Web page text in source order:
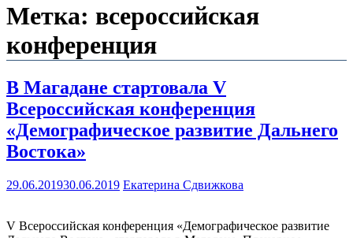
Метка: всероссийская
конференция
В Магадане стартовала V
Всероссийская конференция
«Демографическое развитие Дальнего
Востока»
29.06.201930.06.2019 Екатерина Сдвижкова
V Всероссийская конференция «Демографическое развитие